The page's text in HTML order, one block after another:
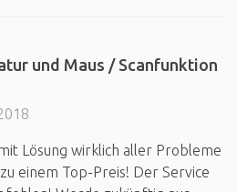
und Maus / Scanfunktion
Lösung wirklich aller Probleme
einem Top-Preis! Der Service